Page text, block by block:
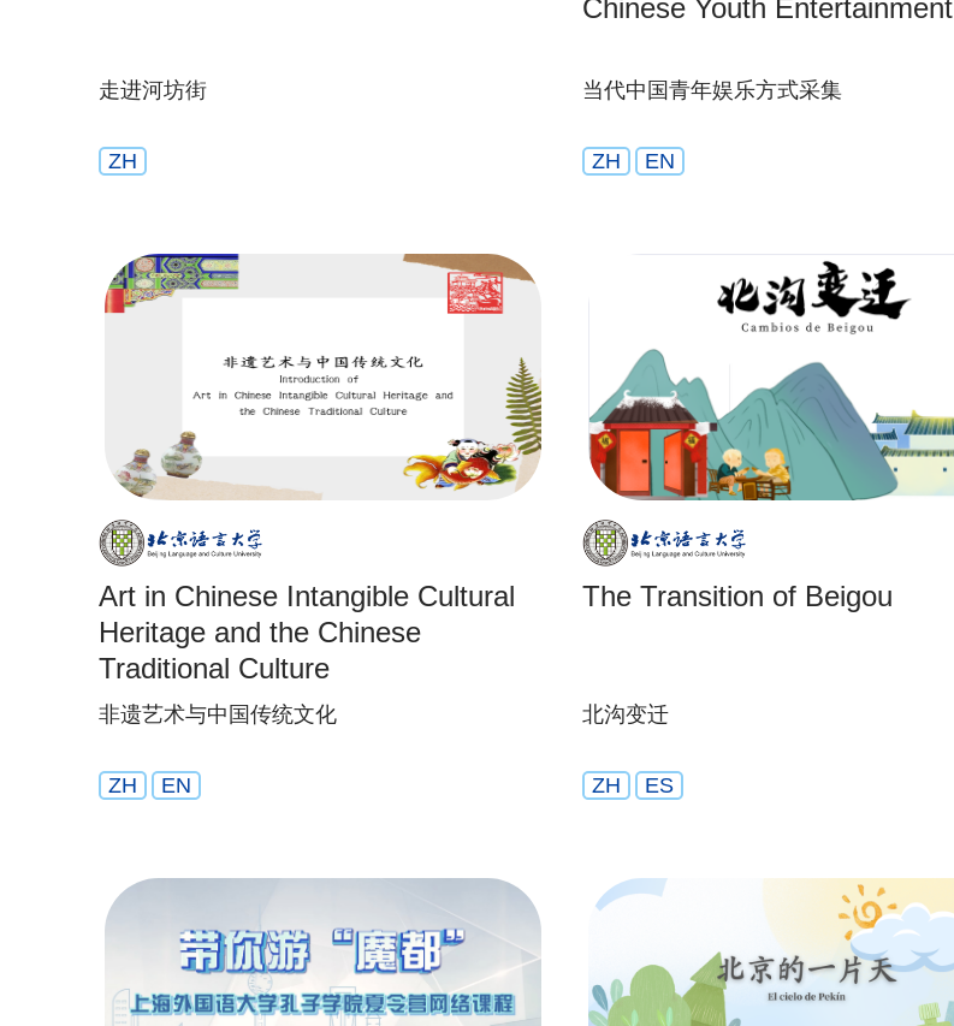
走进河坊街
ZH
Chinese Youth Entertainment
当代中国青年娱乐方式采集
ZH EN
Art in Chinese Intangible Cultural
Heritage and the Chinese
Traditional Culture
非遗艺术与中国传统文化
ZH EN
The Transition of Beigou
北沟变迁
ZH ES